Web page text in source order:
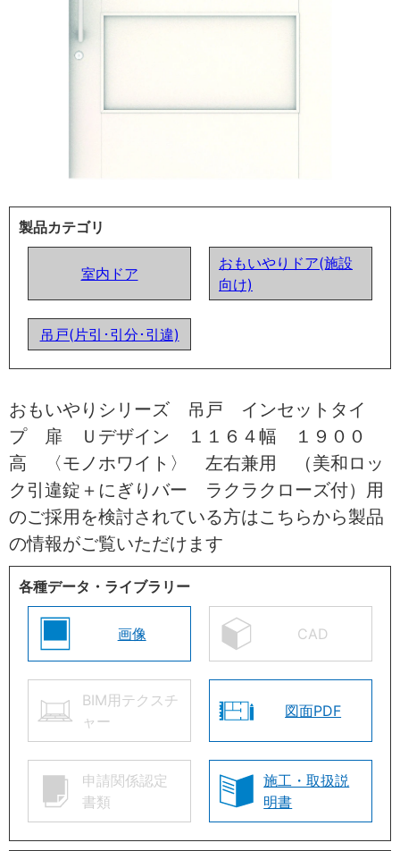
製品カテゴリ
室内ドア
おもいやりドア(施設
向け)
吊戸(片引･引分･引違)
おもいやりシリーズ 吊戸 インセットタイ
プ 扉 Ｕデザイン １１６４幅 １９００
高 〈モノホワイト〉 左右兼用 （美和ロッ
ク引違錠＋にぎりバー ラクラクローズ付）用
のご採用を検討されている方はこちらから製品
の情報がご覧いただけます
各種データ・ライブラリー
画像 CAD
BIM用テクスチ
ャー
図面PDF
申請関係認定
書類
施工・取扱説
明書